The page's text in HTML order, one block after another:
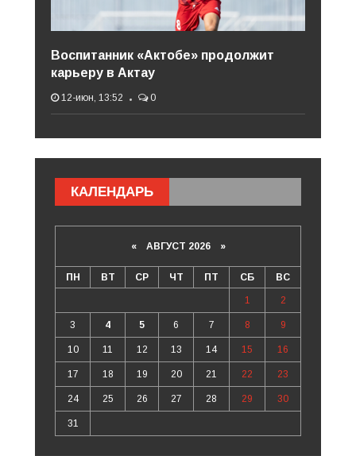
Воспитанник «Актобе» продолжит
карьеру в Актау
12-июн, 13:52 0
КАЛЕНДАРЬ
«АВГУСТ 2026 »
ПН ВТ СР ЧТ ПТ СБ ВС
1 2
3 4 5 6 7 8 9
10 11 12 13 14 15 16
17 18 19 20 21 22 23
24 25 26 27 28 29 30
31